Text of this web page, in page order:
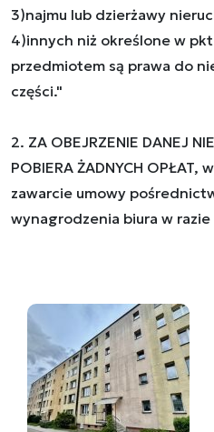
3)najmu lub dzierżawy
4)innych niż określone w
przedmiotem są prawa do
części."
2. ZA OBEJRZENIE DANEJ
POBIERA ŻADNYCH
zawarcie umowy
wynagrodzenia biura w